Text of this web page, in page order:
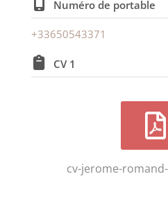
Numéro de portable
+33650543371
CV 1
cv-jerome-